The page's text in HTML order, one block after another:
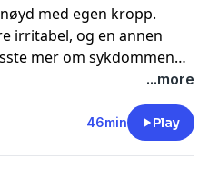
med egen kropp.
irritabel, og en annen
mer om sykdommen
...more
46min Play